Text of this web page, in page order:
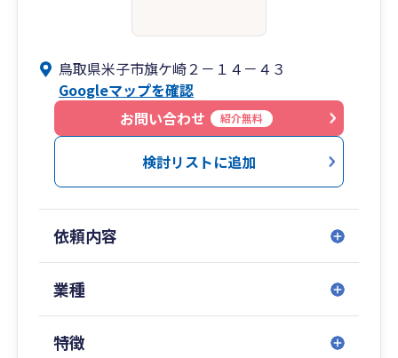
鳥取県米子市旗ケ崎２－１４－４３
Googleマップを確認
お問い合わせ
紹介無料
検討リストに追加
依頼内容
業種
特徴